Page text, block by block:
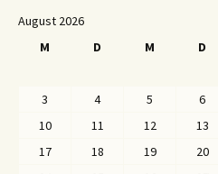
August 2026
M
D M D
3
4 5 6
10
11 12 13
17
18 19 20